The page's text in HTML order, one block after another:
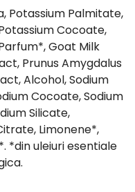
Potassium Palmitate,
Cocoate,
Goat Milk
Prunus Amygdalus
Alcohol, Sodium
Cocoate, Sodium
Silicate,
Limonene*,
*din uleiuri esentiale